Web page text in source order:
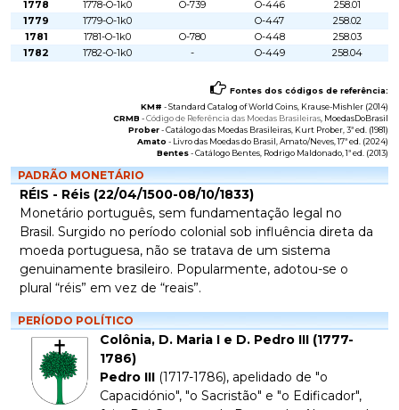
1778 1778-O-1k0 O-739 O-446
258.01
1779
1779-O-1k0 O-447
258.02
1781
1781-O-1k0 O-780 O-448
258.03
1782
1782-O-1k0 - O-449 258.04
Fontes dos códigos de referência:
KM# -Standard Catalog of World Coins , Krause-Mishler (2014)
CRMB -Código de Referência das Moedas Brasileiras , MoedasDoBrasil
Prober-Catálogo das Moedas Brasileiras , Kurt Prober, 3ª ed. (1981)
Amato - Livro das Moedas do Brasil , Amato/Neves, 17ª ed. (2024)
Bentes-Catálogo Bentes , Rodrigo Maldonado, 1ª ed. (2013)
PADRÃO MONETÁRIO
RÉIS - Réis (22/04/1500-08/10/1833)
Monetário português, sem fundamentação legal no
Brasil. Surgido no período colonial sob influência direta da
moeda portuguesa, não se tratava de um sistema
genuinamente brasileiro. Popularmente, adotou-se o
plural “réis” em vez de “reais”.
PERÍODO POLÍTICO
Colônia, D. Maria I e D. Pedro III (1777-
1786)
Pedro III (1717-1786), apelidado de "o
Capacidónio", "o Sacristão" e "o Edificador",